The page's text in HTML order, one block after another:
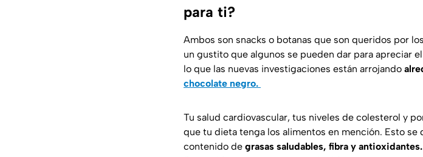
para ti?
Ambos son snacks o botanas que son queridos por
un gustito que algunos se pueden dar para apreciar
lo que las nuevas investigaciones están arrojando
chocolate negro.
Tu salud cardiovascular, tus niveles de colesterol y
que tu dieta tenga los alimentos en mención. Esto se
contenido de grasas saludables, fibra y antioxidantes.